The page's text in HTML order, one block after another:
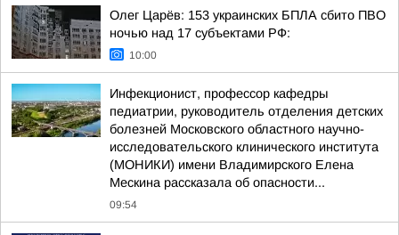
Олег Царёв: 153 украинских БПЛА сбито ПВО
ночью над 17 субъектами РФ:
10:00
Инфекционист, профессор кафедры
педиатрии, руководитель отделения детских
болезней Московского областного научно-
исследовательского клинического института
(МОНИКИ) имени Владимирского Елена
Мескина рассказала об опасности...
09:54